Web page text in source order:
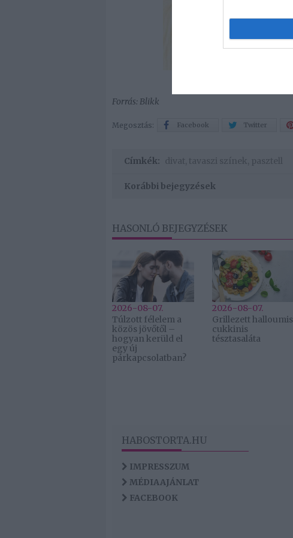
Forrás: Blikk
Megosztás: Facebook Twitter
Címkék: divat tavaszi színek pasztell
Korábbi bejegyzések
HASONLÓ BEJEGYZÉSEK
2026-08-07.
Túlzott félelem a
közös jövőtől –
hogyan kerüld el
egy új
párkapcsolatban?
2026-08-07.
Grillezett halloumis
cukkinis
tésztasaláta
HABOSTORTA.HU
IMPRESSZUM
MÉDIAAJÁNLAT
FACEBOOK